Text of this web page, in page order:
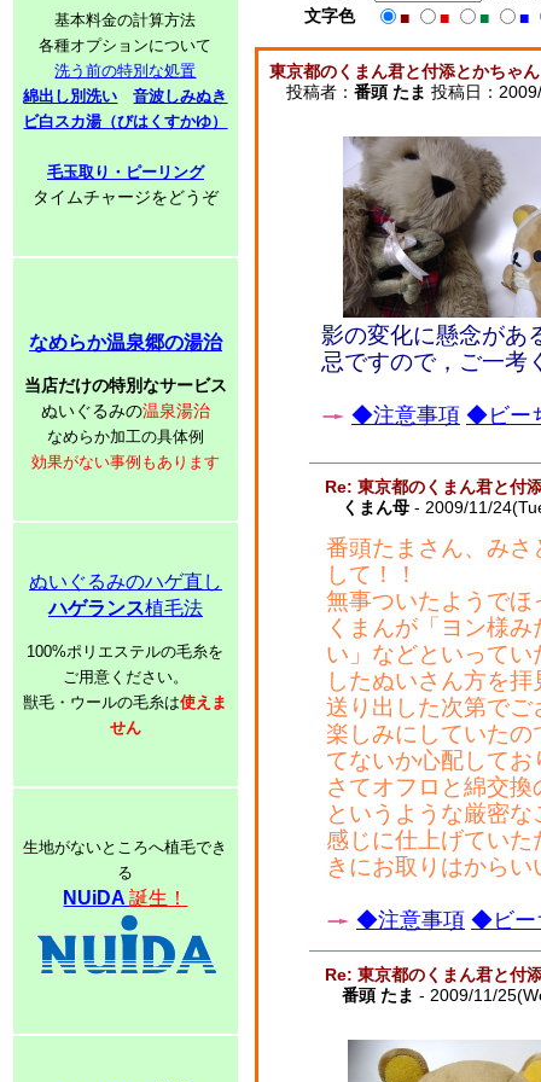
基本料金の計算方法
各種オプションについて
洗う前の特別な処置
綿出し別洗い
音波しみぬき
ビ白スカ湯（びはくすかゆ）
毛玉取り・ピーリング
タイムチャージをどうぞ
なめらか温泉郷の湯治
当店だけの特別なサービス
ぬいぐるみの温泉湯治
なめらか加工の具体例
効果がない事例もあります
ぬいぐるみのハゲ直し
ハゲランス植毛法
100%ポリエステルの毛糸を
ご用意ください。
獣毛・ウールの毛糸は使えま
せん
生地がないところへ植毛でき
る
NUiDA誕生！
文字色
■ ■ ■ ■
東京都のくまん君と付添とかちゃん
投稿者： 番頭 たま 投稿日：
影の変化に懸念があ
忌ですので，ご一考
◆注意事項 ◆ビー
Re: 東京都のくまん君と付
くまん母 - 2009/11/
番頭たまさん、み
して！！
無事ついたようでほ
くまんが「ヨン様
い」などといって
したぬいさん方を
送り出した次第で
楽しみにしていた
てないか心配してお
さてオフロと綿交
というような厳密
感じに仕上げてい
きにお取りはから
◆注意事項 ◆ビー
Re: 東京都のくまん君と付
番頭 たま - 2009/11/